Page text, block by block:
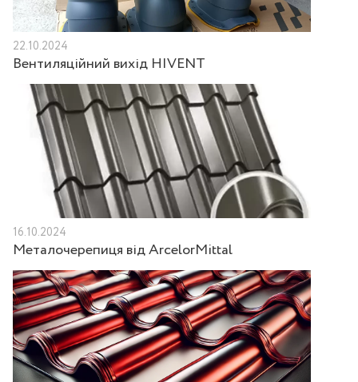
22.10.2024
Вентиляційний вихід HIVENT
16.10.2024
Металочерепиця від ArcelorMittal